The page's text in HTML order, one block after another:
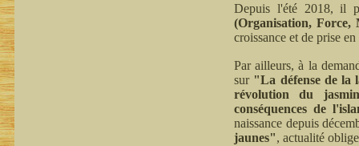
Depuis l'été 2018, il
(Organisation, Force,
croissance et de prise
Par ailleurs, à la
sur "La défense de la
révolution du
conséquences de
naissance depuis
jaunes", actualité